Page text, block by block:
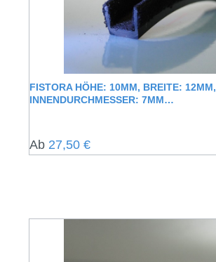
FISTORA HÖHE: 10MM, BREITE: 12MM,
INNENDURCHMESSER: 7MM
Regulärer Preis:
Ab 27,50 €